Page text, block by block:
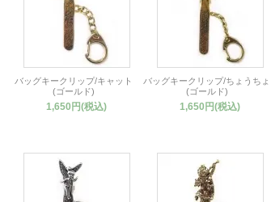
バッグキークリップ/キャット
(ゴールド)
1,650円(税込)
バッグキークリップ/ちょうちょ
(ゴールド)
1,650円(税込)